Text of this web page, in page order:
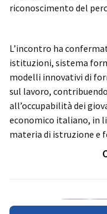
riconoscimento del
L’incontro ha
istituzioni, sistema
modelli innovativi di
sul lavoro,
all’occupabilità dei
economico italiano, in
materia di istruzione e
Condividi